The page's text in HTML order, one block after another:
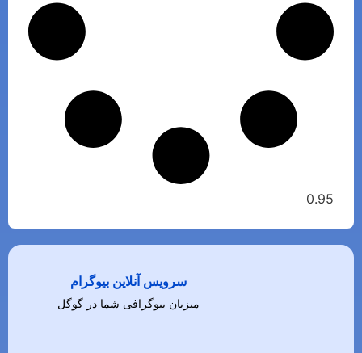
سرویس آنلاین بیوگرام
میزبان بیوگرافی شما در گوگل